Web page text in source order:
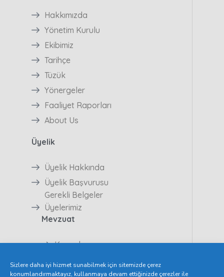
Sizlere daha iyi hizmet sunabilmek için sitemizde çerez
konumlandırmaktayız, kullanmaya devam ettiğinizde çerezler ile
Hakkımızda
Yönetim Kurulu
Ekibimiz
Tarihçe
Tüzük
Yönergeler
Faaliyet Raporları
About Us
Üyelik
Üyelik Hakkında
Üyelik Başvurusu
Gerekli Belgeler
Üyelerimiz
Mevzuat
Kanunlar
Tüzükler